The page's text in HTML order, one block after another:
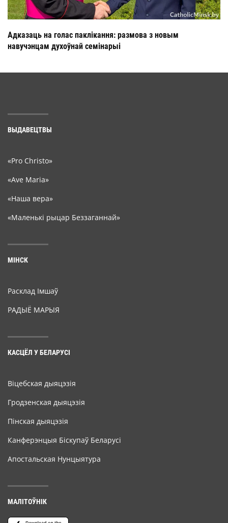
Адказаць на голас паклікання: размова з новым
навучэнцам духоўнай семінарыі
ВЫДАВЕЦТВЫ
«Pro Christo»
«Ave Maria»
«Наша вера»
«Маленькі рыцар Беззаганнай»
МІНСК
Расклад Імшаў
РАДЫЁ МАРЫЯ
КАСЦЁЛ У БЕЛАРУСІ
Віцебская дыяцэзія
Гродзенская дыяцэзія
Пінская дыяцэзія
Канферэнцыя Біскупаў Беларусі
Апостальская Нунцыятура
МАЛІТОЎНІК